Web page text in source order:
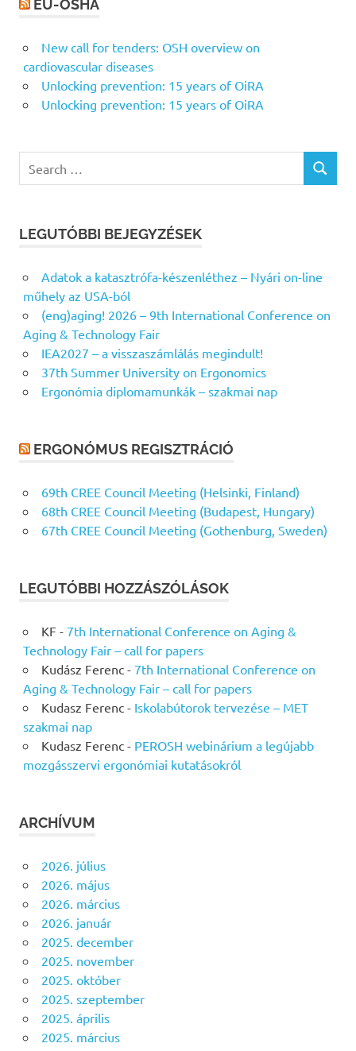
EU-OSHA
New call for tenders: OSH overview on
cardiovascular diseases
Unlocking prevention: 15 years of OiRA
Unlocking prevention: 15 years of OiRA
for:
SEARCH
LEGUTÓBBI BEJEGYZÉSEK
Adatok a katasztrófa-készenléthez – Nyári on-line
műhely az USA-ból
(eng)aging! 2026 – 9th International Conference on
Aging & Technology Fair
IEA2027 – a visszaszámlálás megindult!
37th Summer University on Ergonomics
Ergonómia diplomamunkák – szakmai nap
ERGONÓMUS REGISZTRÁCIÓ
69th CREE Council Meeting (Helsinki, Finland)
68th CREE Council Meeting (Budapest, Hungary)
67th CREE Council Meeting (Gothenburg, Sweden)
LEGUTÓBBI HOZZÁSZÓLÁSOK
KF - 7th International Conference on Aging &
Technology Fair – call for papers
Kudász Ferenc- 7th International Conference on
Aging & Technology Fair – call for papers
Kudasz Ferenc- Iskolabútorok tervezése – MET
szakmai nap
Kudasz Ferenc- PEROSH webinárium a legújabb
mozgásszervi ergonómiai kutatásokról
ARCHÍVUM
2026. július
2026. május
2026. március
2026. január
2025. december
2025. november
2025. október
2025. szeptember
2025. április
2025. március